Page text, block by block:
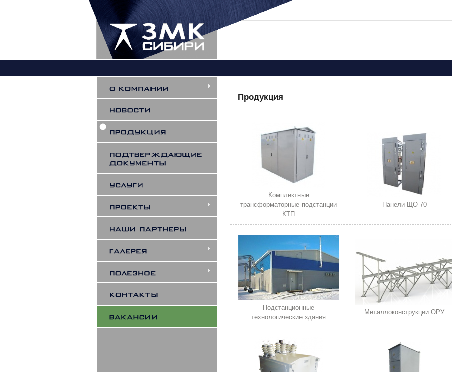
Продукция
Комплектные
трансформаторные подстанции
КТП
Панели ЩО 70
Подстанционные
технологические здания
Металлоконструкции ОРУ